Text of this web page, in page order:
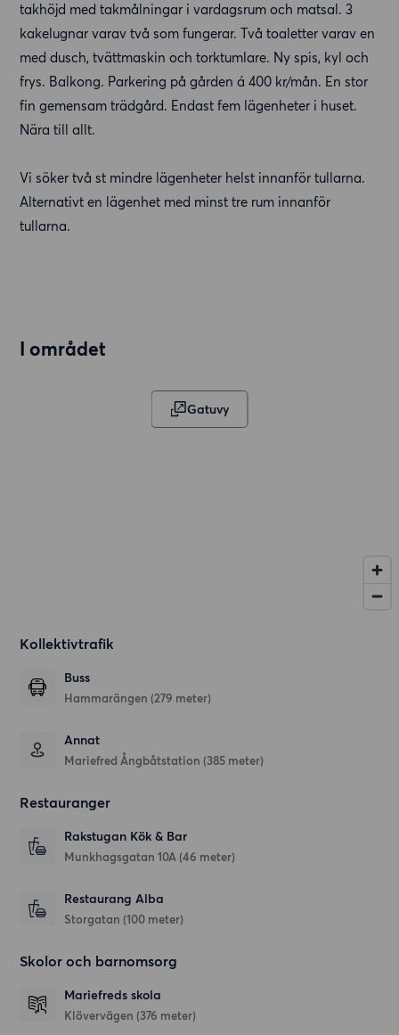
takhöjd med takmålningar i vardagsrum och matsal. 3
kakelugnar varav två som fungerar. Två toaletter varav en
med dusch, tvättmaskin och torktumlare. Ny spis, kyl och
frys. Balkong. Parkering på gården á 400 kr/mån. En stor
fin gemensam trädgård. Endast fem lägenheter i huset.
Nära till allt.
Vi söker två st mindre lägenheter helst innanför tullarna.
Alternativt en lägenhet med minst tre rum innanför
tullarna.
I området
Gatuvy
Kollektivtrafik
Buss
Hammarängen (279 meter)
Annat
Mariefred Ångbåtstation (385 meter)
Restauranger
Rakstugan Kök & Bar
Munkhagsgatan 10A (46 meter)
Restaurang Alba
Storgatan (100 meter)
Skolor och barnomsorg
Mariefreds skola
Klövervägen (376 meter)